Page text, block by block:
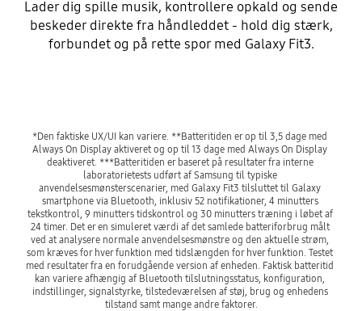
Lader dig spille musik, kontrollere opkald og sende
beskeder direkte fra håndleddet - hold dig stærk,
forbundet og på rette spor med Galaxy Fit3.
*Den faktiske UX/UI kan variere. **Batteritiden er op til 3,5 dage med
Always On Display aktiveret og op til 13 dage med Always On Display
deaktiveret. ***Batteritiden er baseret på resultater fra interne
laboratorietests udført af Samsung til typiske
anvendelsesmønsterscenarier, med Galaxy Fit3 tilsluttet til Galaxy
smartphone via Bluetooth, inklusiv 52 notifikationer, 4 minutters
tekstkontrol, 9 minutters tidskontrol og 30 minutters træning i løbet af
24 timer. Det er en simuleret værdi af det samlede batteriforbrug målt
ved at analysere normale anvendelsesmønstre og den aktuelle strøm,
som kræves for hver funktion med tidslængden for hver funktion. Testet
med resultater fra en forudgående version af enheden. Faktisk batteritid
kan variere afhængig af Bluetooth tilslutningsstatus, konfiguration,
indstillinger, signalstyrke, tilstedeværelsen af støj, brug og enhedens
tilstand samt mange andre faktorer.